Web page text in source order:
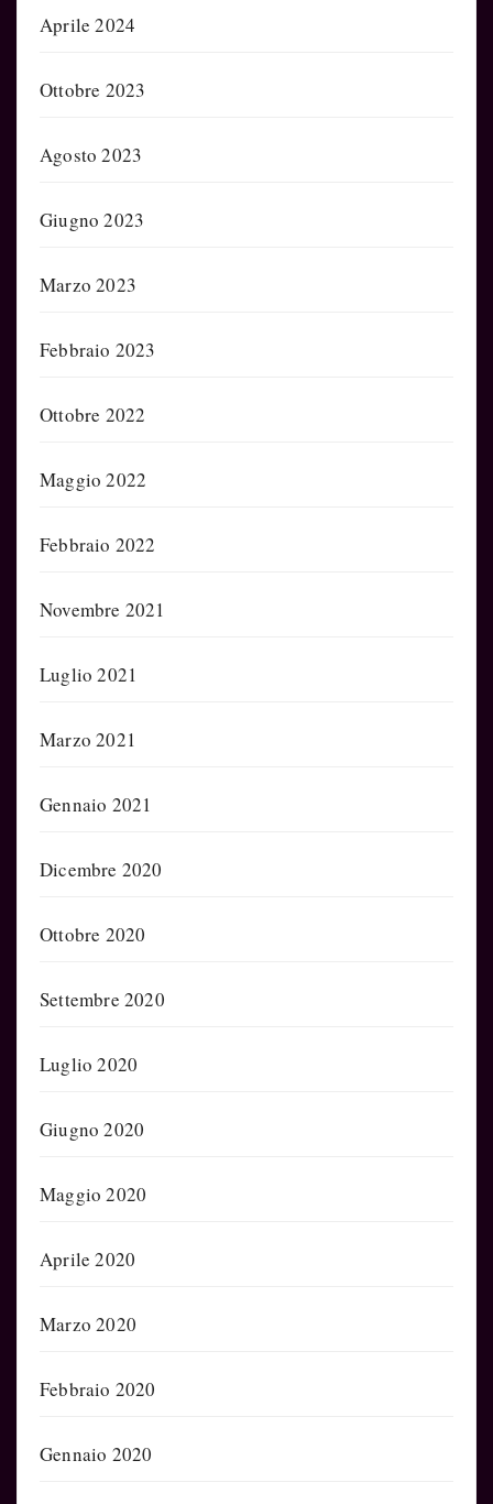
Aprile 2024
Ottobre 2023
Agosto 2023
Giugno 2023
Marzo 2023
Febbraio 2023
Ottobre 2022
Maggio 2022
Febbraio 2022
Novembre 2021
Luglio 2021
Marzo 2021
Gennaio 2021
Dicembre 2020
Ottobre 2020
Settembre 2020
Luglio 2020
Giugno 2020
Maggio 2020
Aprile 2020
Marzo 2020
Febbraio 2020
Gennaio 2020